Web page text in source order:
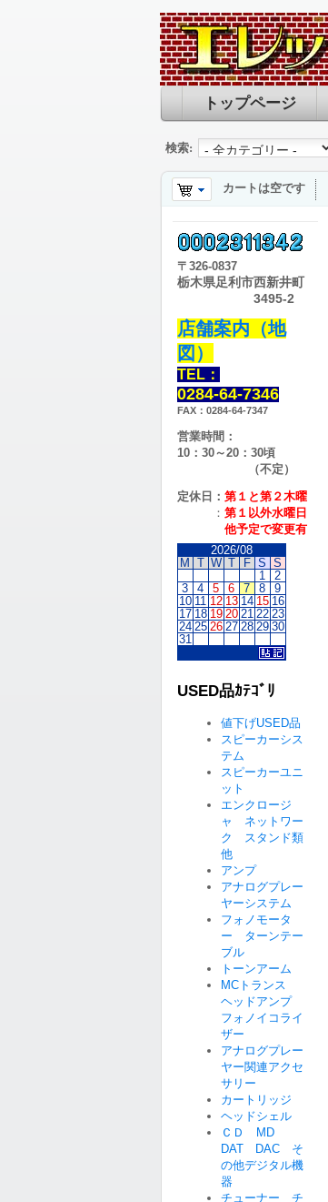
トップページ
検索:
カートは空です
〒 326-0837
栃木県足利市西新井町
3495-2
店舗案内（地
図）
TEL：
0284-64-7346
FAX：0284-64-7347
営業時間：
10：30～20：30頃
（不定）
定休日： 第１と第２木曜
： 第１以外水曜日
他予定で変更有
2026/08
M
T W T F S S
1
2
3
4 5 6 7 8
9
10 11 12 13 14 15 16
17 18 19 20 21 22 23
24 25 26 27 28 29 30
31
USED品ｶﾃｺﾞﾘ
値下げUSED品
スピーカーシス
テム
スピーカーユニ
ット
エンクロージ
ャ ネットワー
ク スタンド類
他
アンプ
アナログプレー
ヤーシステム
フォノモータ
ー ターンテー
ブル
トーンアーム
MCトランス
ヘッドアンプ
フォノイコライ
ザー
アナログプレー
ヤー関連アクセ
サリー
カートリッジ
ヘッドシェル
ＣＤ MD
DAT DAC そ
の他デジタル機
器
チューナー チ